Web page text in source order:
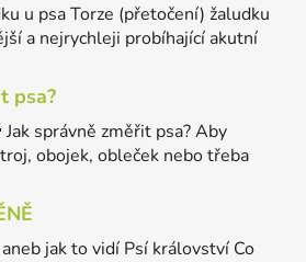
u psa Torze (přetočení) žaludku
a nejrychleji probíhající akutní
psa?
správně změřit psa? Aby
obojek, obleček nebo třeba
jak to vidí Psí království Co